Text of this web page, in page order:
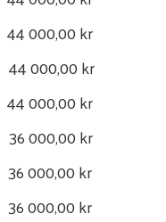
44 000,00 kr
44 000,00 kr
44 000,00 kr
36 000,00 kr
36 000,00 kr
36 000,00 kr